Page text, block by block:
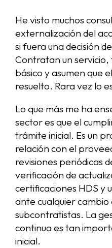
He visto muchos
externalización del
si fuera una decisión
Contratan un
básico y asumen que
resuelto. Rara vez lo
Lo que más me ha
sector es que el
trámite inicial. Es un
relación con el
revisiones periódicas
verificación de
certificaciones HDS y
ante cualquier cambio
subcontratistas. La
continua es tan
inicial.